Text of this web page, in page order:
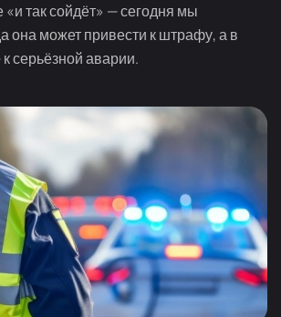
«и так сойдёт» — сегодня мы
она может привести к штрафу, а в
серьёзной аварии.